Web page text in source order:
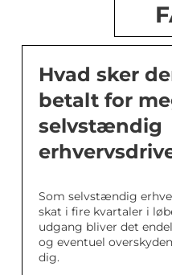
Hvad sker
betalt for
selvstændig
Som selvstændig
skat i fire kvartaler i
udgang bliver det
og eventuel
dig.